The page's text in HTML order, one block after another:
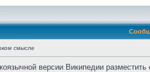
смысле
версии Википедии